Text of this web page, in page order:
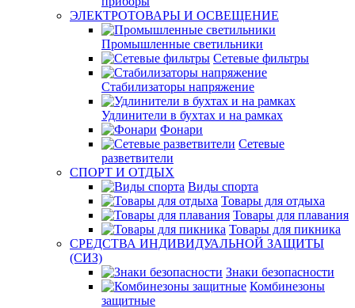
ЭЛЕКТРОТОВАРЫ И ОСВЕЩЕНИЕ
Промышленные светильники
Сетевые фильтры
Стабилизаторы напряжение
Удлинители в бухтах и на рамках
Фонари
Сетевые
разветвители
СПОРТ И ОТДЫХ
Виды спорта
Товары для отдыха
Товары для плавания
Товары для пикника
СРЕДСТВА ИНДИВИДУАЛЬНОЙ ЗАЩИТЫ
(СИЗ)
Знаки безопасности
Комбинезоны
защитные